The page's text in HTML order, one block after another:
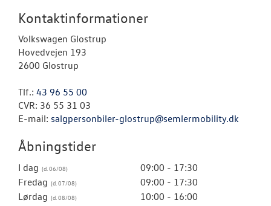
Kontaktinformationer
Volkswagen Glostrup
Hovedvejen 193
2600 Glostrup
Tlf.: 43 96 55 00
CVR: 36 55 31 03
E-mail: salgpersonbiler-glostrup@semlermobility.dk
Åbningstider
I dag
09:00 - 17:30
Fredag
09:00 - 17:30
Lørdag
10:00 - 16:00